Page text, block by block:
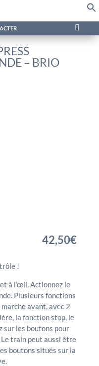

– BRIO
42,50€
!
à l’œil. Actionnez le
Plusieurs fonctions
avant, avec 2
la fonction stop, le
sur les boutons pour
train peut aussi être
boutons situés sur la